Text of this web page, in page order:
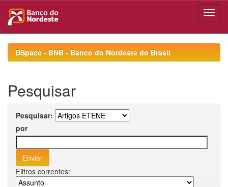
navigationDSpace - BNB - Banco do Nordeste do Brasil
Pesquisar
Pesquisar:
por
Filtros correntes: